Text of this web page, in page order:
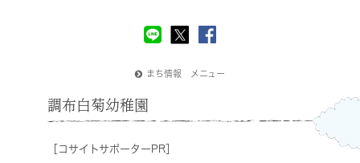
まち情報 メニュー
調布白菊幼稚園
［コサイトサポーターPR］